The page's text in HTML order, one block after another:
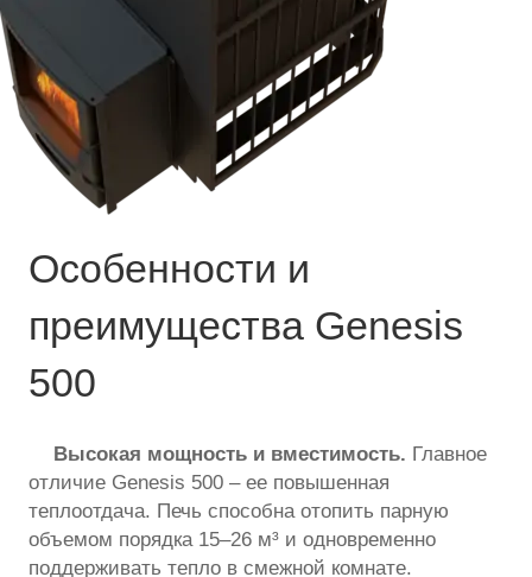
Особенности и
преимущества Genesis
500
Высокая мощность и вместимость. Главное
отличие Genesis 500 – ее повышенная
теплоотдача. Печь способна отопить парную
объемом порядка 15–26 м³ и одновременно
поддерживать тепло в смежной комнате.